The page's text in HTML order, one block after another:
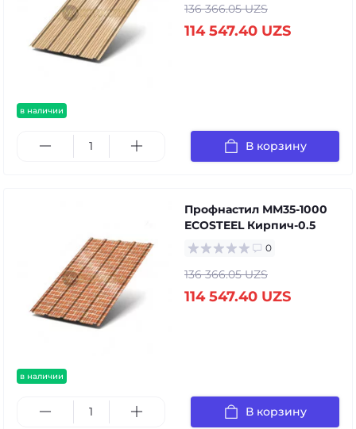
в наличии
136 366.05 UZS
114 547.40 UZS
В корзину
в наличии
Профнастил ММ35-1000
ECOSTEEL Кирпич-0.5
0
136 366.05 UZS
114 547.40 UZS
В корзину